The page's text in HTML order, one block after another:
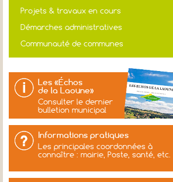
Projets & travaux en cours
Démarches administratives
Communauté de communes
Les «Échos
de la Laoune»
Consulter le dernier
bulletion municipal
Informations pratiques
Les principales coordonnées à
connaître : mairie, Poste, santé, etc.